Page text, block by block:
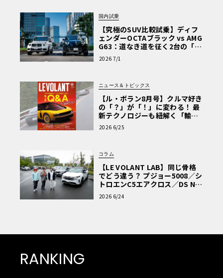
国内試乗
【究極のSUV比較試乗】ディフ
ェンダーOCTAブラック vs AMG
G63：道なき道を征く2台の「対
極的アプローチ」
2026 7/1
ニュース＆トピックス
【ル・ボラン8月号】クルマ好き
の「？」が「！」に変わる！ 最
新テクノロジーも紐解く「輸入
車Q&A」
2026 6/25
コラム
【LE VOLANT LAB】同じ骨格
でどう違う？ プジョー5008／シ
トロエンC5エアクロス／DS Nº4
読者一気乗りレポート
2026 6/24
RANKING